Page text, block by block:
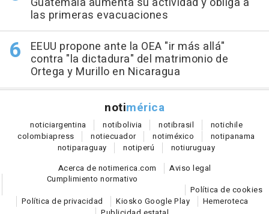
las primeras evacuaciones
EEUU propone ante la OEA "ir más allá"
contra "la dictadura" del matrimonio de
Ortega y Murillo en Nicaragua
notimérica
noticiargentina notibolivia notibrasil notichile
colombiapress notiecuador notiméxico notipanama
notiparaguay notiperú notiuruguay
Acerca de notimerica.com
Aviso legal
Cumplimiento normativo
Política de cookies
Política de privacidad
Kiosko Google Play
Hemeroteca